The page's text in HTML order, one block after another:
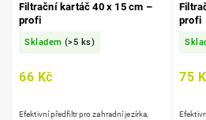
Filtrační kartáč 40 x 15 cm –
profi
Skladem (>5 ks)
66 Kč
Efektivní předfiltr pro zahradní jezírka,
profi
75